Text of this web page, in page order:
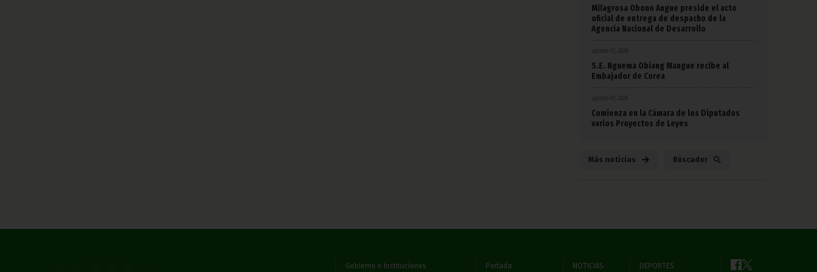
Milagrosa Obono Angue preside el acto
oficial de entrega de despacho de la
Agencia Nacional de Desarrollo
agosto 07, 2026
S.E. Nguema Obiang Mangue recibe al
Embajador de Corea
agosto 07, 2026
Comienza en la Cámara de los Diputados
varios Proyectos de Leyes
Más noticias Búscador
Gobierno e Instituciones Portada NOTICIAS DEPORTES